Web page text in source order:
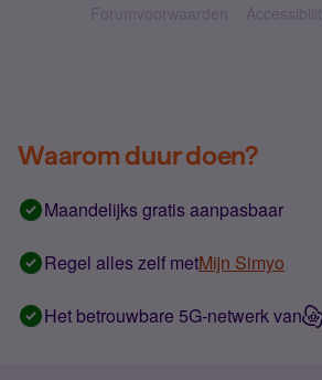
Forumvoorwaarden
Waarom duur doen?
Maandelijks gratis aanpasbaar
Regel alles zelf metMijn Simyo
Het betrouwbare 5G-netwerk van